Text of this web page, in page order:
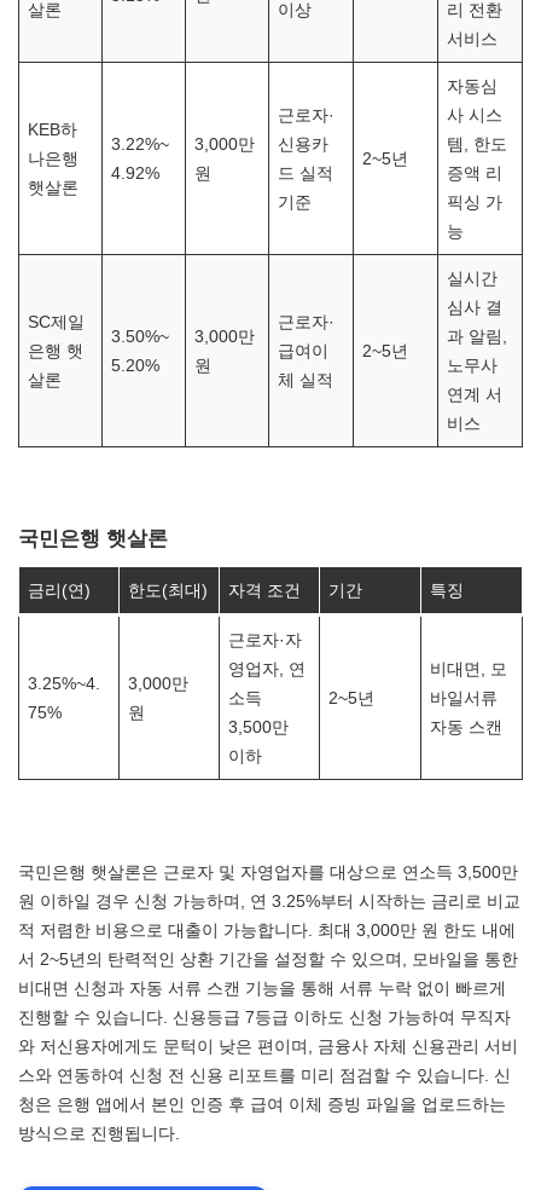
살론
이상
리 전환
서비스
KEB하
나은행
햇살론
3.22%~
4.92%
3,000만
원
근로자·
신용카
드 실적
기준
2~5년
자동심
사 시스
템, 한도
증액 리
픽싱 가
능
SC제일
은행 햇
살론
3.50%~
5.20%
3,000만
원
근로자·
급여이
체 실적
2~5년
실시간
심사 결
과 알림,
노무사
연계 서
비스
국민은행 햇살론
금리(연) 한도(최대) 자격 조건 기간 특징
3.25%~4.
75%
3,000만
원
근로자·자
영업자, 연
소득
3,500만
이하
2~5년
비대면, 모
바일서류
자동 스캔
국민은행 햇살론은 근로자 및 자영업자를 대상으로 연소득 3,500만
원 이하일 경우 신청 가능하며, 연 3.25%부터 시작하는 금리로 비교
적 저렴한 비용으로 대출이 가능합니다. 최대 3,000만 원 한도 내에
서 2~5년의 탄력적인 상환 기간을 설정할 수 있으며, 모바일을 통한
비대면 신청과 자동 서류 스캔 기능을 통해 서류 누락 없이 빠르게
진행할 수 있습니다. 신용등급 7등급 이하도 신청 가능하여 무직자
와 저신용자에게도 문턱이 낮은 편이며, 금융사 자체 신용관리 서비
스와 연동하여 신청 전 신용 리포트를 미리 점검할 수 있습니다. 신
청은 은행 앱에서 본인 인증 후 급여 이체 증빙 파일을 업로드하는
방식으로 진행됩니다.